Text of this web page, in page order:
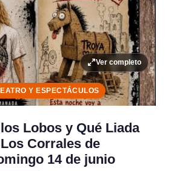
Ver completo
Y ESPECTÁCULOS
Lobos y Qué Liada
Corrales de
14 de junio